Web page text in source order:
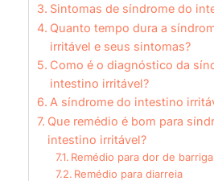
Sintomas de síndrome do
Quanto tempo dura a
irritável e seus sintomas?
Como é o diagnóstico da
intestino irritável?
A síndrome do intestino
Que remédio é bom para
intestino irritável?
Remédio para dor de barriga
Remédio para diarreia